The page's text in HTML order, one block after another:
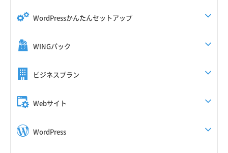
WordPressかんたんセットアップ
WINGパック
ビジネスプラン
Webサイト
WordPress